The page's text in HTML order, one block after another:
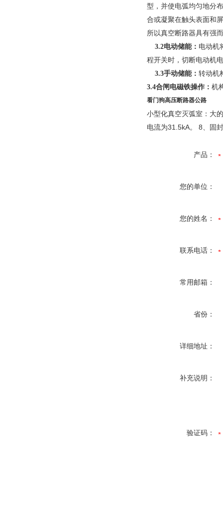
型，并使电弧均匀地分
合或凝聚在触头表面和
所以真空断路器具有强
3.2电动储能： 电动机
程开关时，切断电动机
3.3手动储能： 转动机
3.4合闸电磁铁操作： 机
看门狗高压断路器公路
小型化真空灭弧室：大
电流为31.5kA。
8、固
产品：
您的单位：
您的姓名：
联系电话：
常用邮箱：
省份：
详细地址：
补充说明：
验证码：